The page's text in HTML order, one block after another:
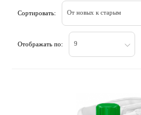
Сортировать: От новых к старым
Отображать по: 9